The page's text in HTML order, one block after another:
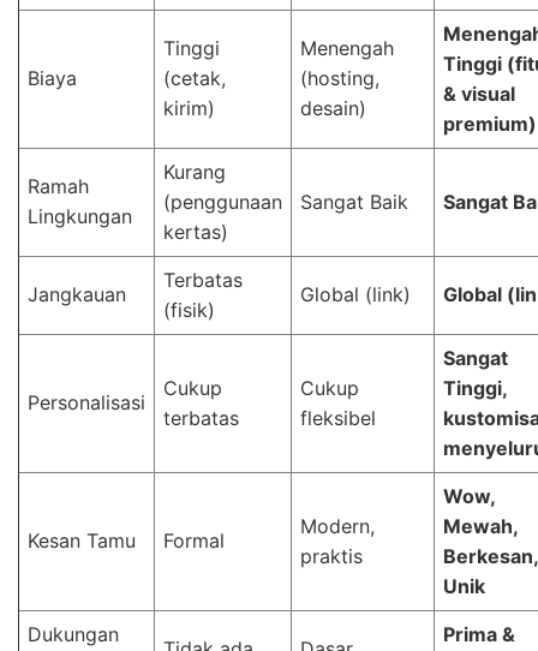
Biaya
Tinggi
(cetak,
kirim)
Menengah
(hosting,
desain)
Tinggi
& visual
premium)
Ramah
Lingkungan
Kurang
(penggunaan
kertas)
Sangat Baik Sangat
Jangkauan
Terbatas
(fisik)
Global (link) Global
Personalisasi
Cukup
terbatas
Cukup
fleksibel
Sangat
Tinggi,
Kesan Tamu Formal
Modern,
praktis
Wow,
Mewah,
Berkesan,
Unik
Dukungan
Prima &